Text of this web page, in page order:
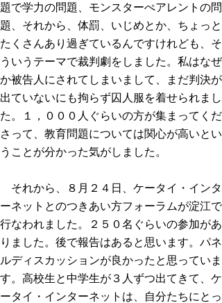
題で学力の問題、モンスターぺアレントの問
題、それから、体罰、いじめとか、ちょっと
たくさんあり過ぎているんですけれども、そ
ういうテーマで裁判劇をしました。私はなぜ
か被告人にされてしまいまして、まだ判決が
出ていないにも拘らず囚人服を着せられまし
た。１，０００人ぐらいの方が集まってくだ
さって、教育問題については関心が高いとい
うことが分かった気がしました。
それから、８月２４日、ケータイ・インタ
ーネットとのつきあい方フォーラムが淀江で
行なわれました。２５０名ぐらいの参加があ
りました。後で報告はあると思います。パネ
ルディスカッションが良かったと思っていま
す。高校生と中学生が３人ずつ出てきて、ケ
ータイ・インターネットは、自分たちにとっ